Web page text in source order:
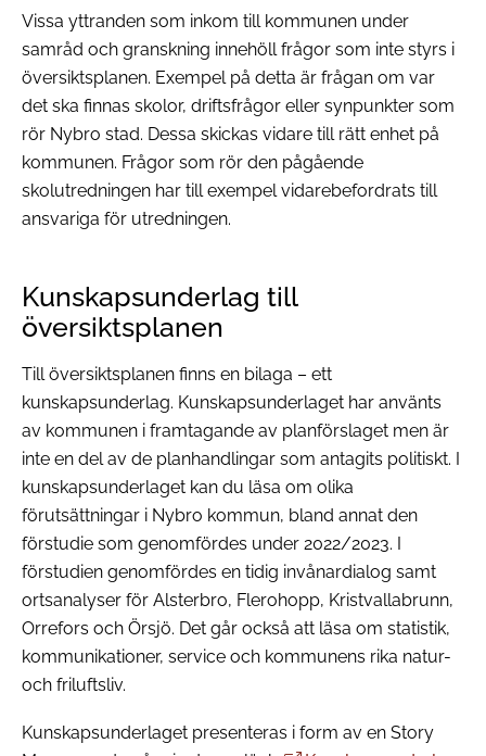
Vissa yttranden som inkom till kommunen under
samråd och granskning innehöll frågor som inte styrs i
översiktsplanen. Exempel på detta är frågan om var
det ska finnas skolor, driftsfrågor eller synpunkter som
rör Nybro stad. Dessa skickas vidare till rätt enhet på
kommunen. Frågor som rör den pågående
skolutredningen har till exempel vidarebefordrats till
ansvariga för utredningen.
Kunskapsunderlag till
översiktsplanen
Till översiktsplanen finns en bilaga – ett
kunskapsunderlag. Kunskapsunderlaget har använts
av kommunen i framtagande av planförslaget men är
inte en del av de planhandlingar som antagits politiskt. I
kunskapsunderlaget kan du läsa om olika
förutsättningar i Nybro kommun, bland annat den
förstudie som genomfördes under 2022/2023. I
förstudien genomfördes en tidig invånardialog samt
ortsanalyser för Alsterbro, Flerohopp, Kristvallabrunn,
Orrefors och Örsjö. Det går också att läsa om statistik,
kommunikationer, service och kommunens rika natur-
och friluftsliv.
Kunskapsunderlaget presenteras i form av en Story